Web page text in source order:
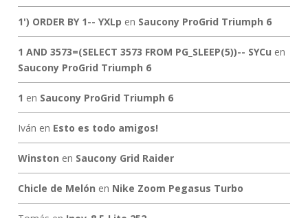
1') ORDER BY 1-- YXLp en Saucony ProGrid Triumph 6
1 AND 3573=(SELECT 3573 FROM PG_SLEEP(5))-- SYCu en
Saucony ProGrid Triumph 6
1 en Saucony ProGrid Triumph 6
Iván en Esto es todo amigos!
Winston en Saucony Grid Raider
Chicle de Melón en Nike Zoom Pegasus Turbo